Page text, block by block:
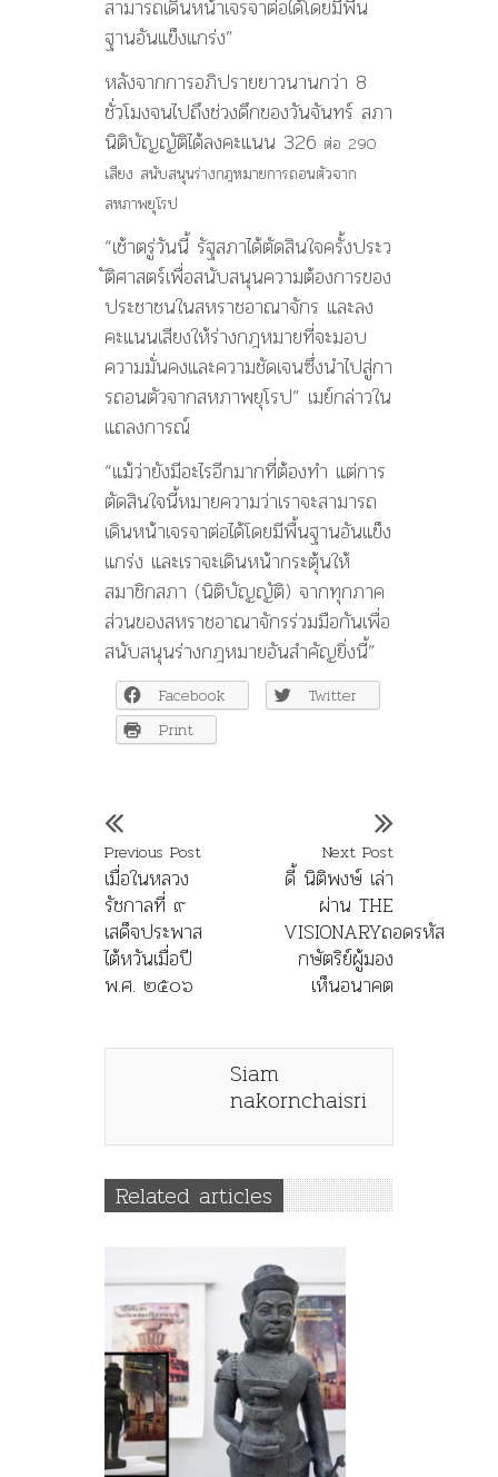
สามารถเดินหน้าเจรจาต่อได้โดยมีพื้น
ฐานอันแข็งแกร่ง”
หลังจากการอภิปรายยาวนานกว่า 8
ชั่วโมงจนไปถึงช่วงดึกของวันจันทร์ สภา
นิติบัญญัติได้ลงคะแนน 326 ต่อ 290
เสียง สนับสนุนร่างกฎหมายการถอนตัวจาก
สหภาพยุโรป
“เช้าตรู่วันนี้ รัฐสภาได้ตัดสินใจครั้งประว
ัติศาสตร์เพื่อสนับสนุนความต้องการของ
ประชาชนในสหราชอาณาจักร และลง
คะแนนเสียงให้ร่างกฎหมายที่จะมอบ
ความมั่นคงและความชัดเจนซึ่งนำไปสู่กา
รถอนตัวจากสหภาพยุโรป” เมย์กล่าวใน
แถลงการณ์
“แม้ว่ายังมีอะไรอีกมากที่ต้องทำ แต่การ
ตัดสินใจนี้หมายความว่าเราจะสามารถ
เดินหน้าเจรจาต่อได้โดยมีพื้นฐานอันแข็ง
แกร่ง และเราจะเดินหน้ากระตุ้นให้
สมาชิกสภา (นิติบัญญัติ) จากทุกภาค
ส่วนของสหราชอาณาจักรร่วมมือกันเพื่อ
สนับสนุนร่างกฎหมายอันสำคัญยิ่งนี้”
Facebook
Twitter
Print
Previous Post
เมื่อในหลวง
รัชกาลที่ ๙
เสด็จประพาส
ไต้หวันเมื่อปี
พ.ศ. ๒๕๐๖
Next Post
ดี้ นิติพงษ์ เล่า
ผ่าน THE
VISIONARYถอดรหัส
กษัตริย์ผู้มอง
เห็นอนาคต
Siam
nakornchaisri
Related articles